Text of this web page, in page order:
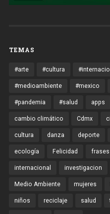
TEMAS
#arte #cultura
#medioambiente #mexico
#pandemia #salud apps
cambio climático Cdmx
cultura danza deporte
ecología Felicidad frases
internacional investigacion
Medio Ambiente mujeres
niños reciclaje salud